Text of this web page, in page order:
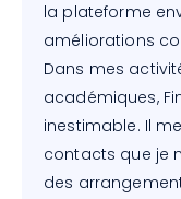
la plateforme
améliorations
Dans mes
académiques,
inestimable. Il
contacts que je
des